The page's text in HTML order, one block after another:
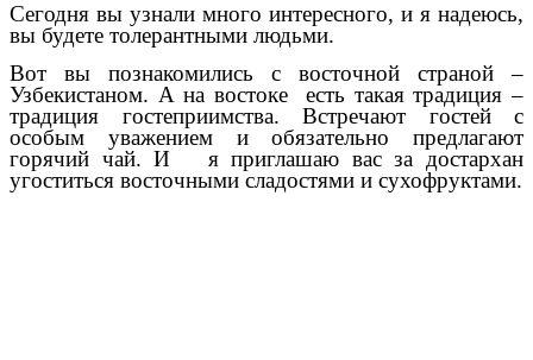
Сегодня вы узнали много интересного, и я надеюсь,
вы будете толерантными людьми.
Вот вы познакомились с восточной страной –
Узбекистаном. А на востоке есть такая традиция –
традиция гостеприимства. Встречают гостей с
особым уважением и обязательно предлагают
горячий чай. И я приглашаю вас за достархан
угоститься восточными сладостями и сухофруктами.